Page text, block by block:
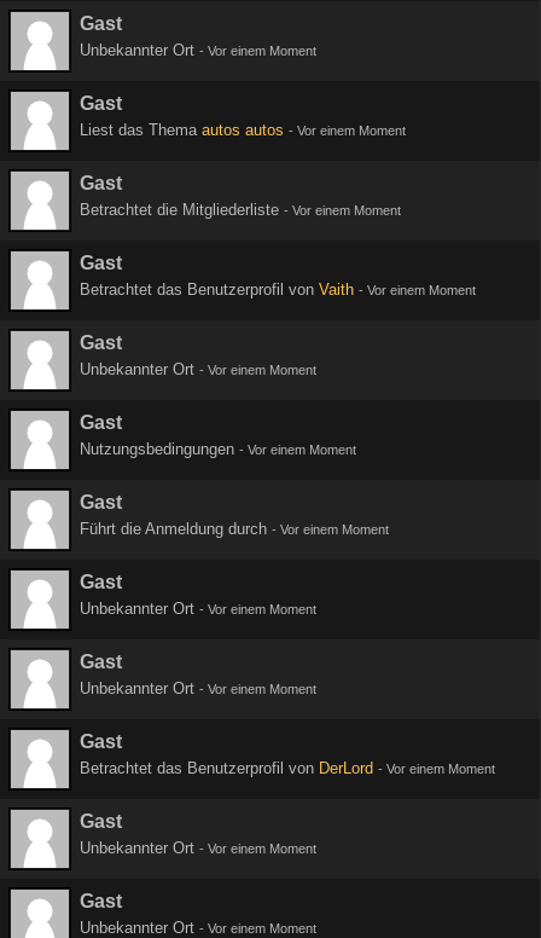
Gast
Unbekannter Ort - Vor einem Moment
Gast
Liest das Thema autos autos - Vor einem Moment
Gast
Betrachtet die Mitgliederliste - Vor einem Moment
Gast
Betrachtet das Benutzerprofil von Vaith - Vor einem Moment
Gast
Unbekannter Ort - Vor einem Moment
Gast
Nutzungsbedingungen - Vor einem Moment
Gast
Führt die Anmeldung durch - Vor einem Moment
Gast
Unbekannter Ort - Vor einem Moment
Gast
Unbekannter Ort - Vor einem Moment
Gast
Betrachtet das Benutzerprofil von DerLord - Vor einem Moment
Gast
Unbekannter Ort - Vor einem Moment
Gast
Unbekannter Ort - Vor einem Moment